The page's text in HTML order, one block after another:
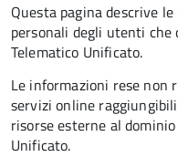
Questa pagina descrive
personali degli utenti
Telematico Unificato.
Le informazioni rese non
servizi online
risorse esterne al
Unificato.